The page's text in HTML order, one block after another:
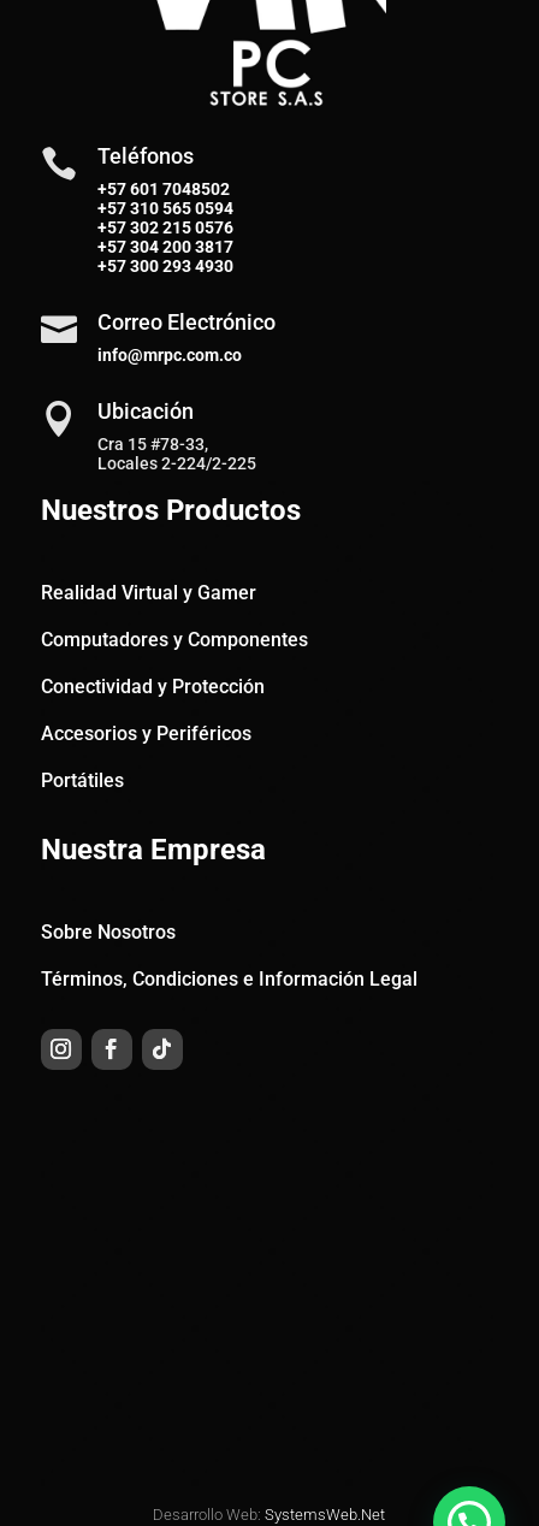
 Teléfonos
+57 601 7048502
+57310 565 0594
+57302 215 0576
+57304 200 3817
+57300 293 4930
 Correo Electrónico
info@mrpc.com.co
 Ubicación
Cra 15 #78-33,
Locales 2-224/2-225
Nuestros Productos
Realidad Virtual y Gamer
Computadores y Componentes
Conectividad y Protección
Accesorios y Periféricos
Portátiles
Nuestra Empresa
Sobre Nosotros
Términos, Condiciones e Información Legal
Desarrollo Web: SystemsWeb.Net